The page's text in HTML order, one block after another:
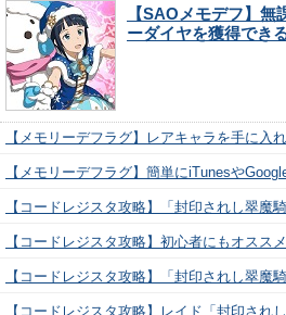
【SAOメモデフ】無
ーダイヤを獲得でき
【メモリーデフラグ】レアキャラを手に入
【メモリーデフラグ】簡単にiTunesや
【コードレジスタ攻略】「封印されし翠
【コードレジスタ攻略】初心者にもオス
【コードレジスタ攻略】「封印されし翠
【コードレジスタ攻略】レイド「封印さ